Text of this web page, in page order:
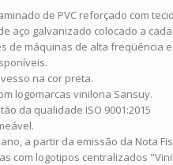
de PVC reforçado com
aço galvanizado colocado a
de máquinas de alta freqüência
na cor preta.
logomarcas vinilona Sansuy.
da qualidade ISO 9001:2015
a partir da emissão da Nota
com logotipos centralizados